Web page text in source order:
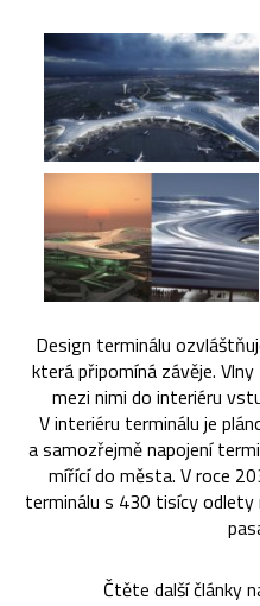
Design terminálu
která připomíná závěje.
mezi nimi do interiéru
V interiéru terminálu je
a samozřejmě napojení
mířící do města. V roce
terminálu s 430 tisícy
Čtěte další články